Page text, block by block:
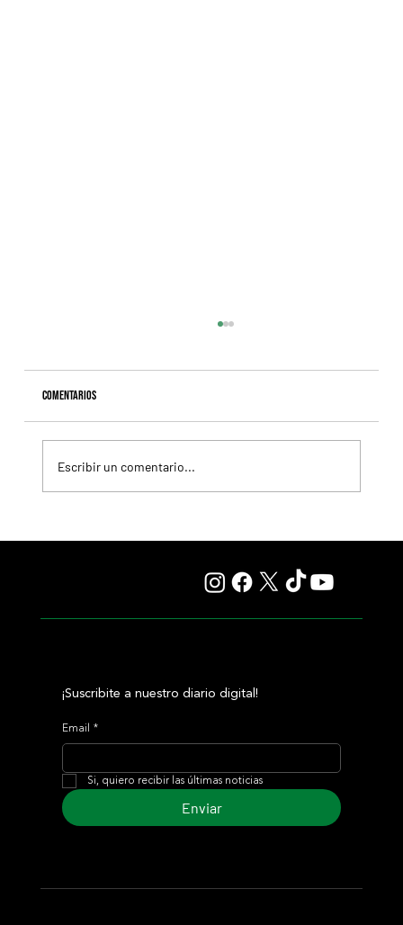
Comentarios
Escribir un comentario...
¡Suscribite a nuestro diario digital!
Email *
Si, quiero recibir las últimas noticias
Enviar